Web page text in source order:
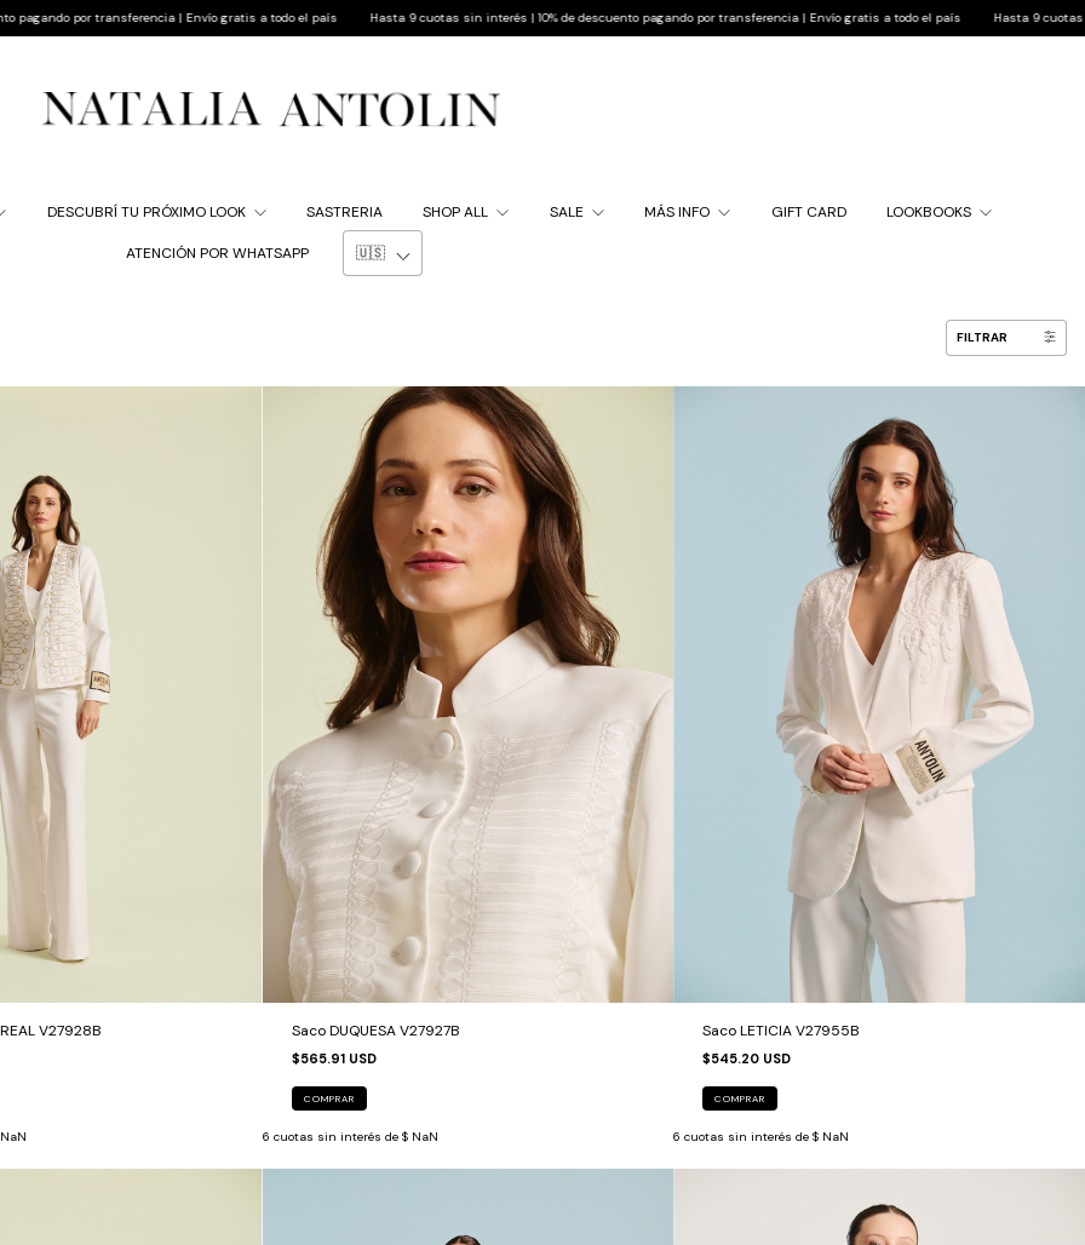
Hasta 9 cuotas sin interés | 10% de descuento pagando por transferencia | Envío gratis a todo el país Hasta 9 cuotas sin interés | 10% de descuento pagando por
DESCUBRÍ TU PRÓXIMO LOOK SASTRERIA SHOP ALL SALE MÁS INFO GIFT CARD LOOKBOOKS
ATENCIÓN POR WHATSAPP
FILTRAR
V27928B Saco DUQUESA V27927B
$565.91 USD
COMPRAR
6 cuotas sin interés de $ NaN
Saco LETICIA V27955B
$545.20 USD
COMPRAR
6 cuotas sin interés de$ NaN